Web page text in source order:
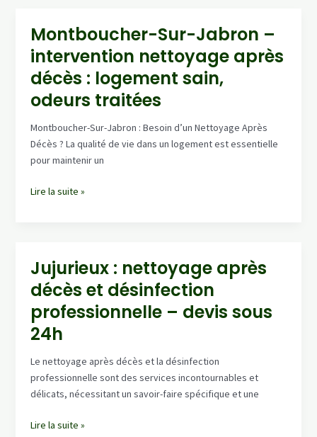
décès,
décontamination
remise
en
Montboucher-Sur-Jabron –
intervention nettoyage après
décès : logement sain,
odeurs traitées
Montboucher-Sur-Jabron : Besoin d’un Nettoyage Après
Décès ? La qualité de vie dans un logement est essentielle
pour maintenir un
Montboucher-
nettoyage
après
logement
traitées
Lire la suite »
Jujurieux : nettoyage après
décès et désinfection
professionnelle – devis sous
24h
Le nettoyage après décès et la désinfection
professionnelle sont des services incontournables et
délicats, nécessitant un savoir-faire spécifique et une
Jujurieux
Lire la suite »